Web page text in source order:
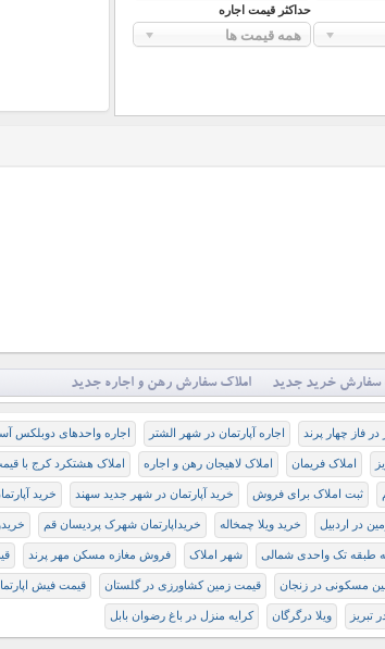
حداکثر قیمت اجاره
همه قیمت ها
سفارش خرید جدید املاک سفارش رهن و اجاره جدید
در فاز چهار پرند اجاره آپارتمان در شهر الشتر اجاره واحدهای دوبلکس
املاک فریمان املاک لاهیجان رهن و اجاره املاک هشتکرد کرج با
ثبت املاک برای فروش خرید آپارتمان در شهر جدید سهند خرید
در اردبیل خرید ویلا چمخاله خریداپارتمان شهرک پردیسان قم
طبقه تک واحدی شمالی شهر املاک فروش مغازه مسکن مهر پرند
مسکونی در زنجان قیمت زمین کشاورزی در گلستان قیمت فیش
تبریز ویلا درگرگان کرایه منزل در باغ رضوان بابل